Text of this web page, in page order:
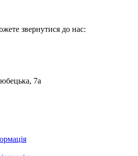
звернутися до нас:
7а